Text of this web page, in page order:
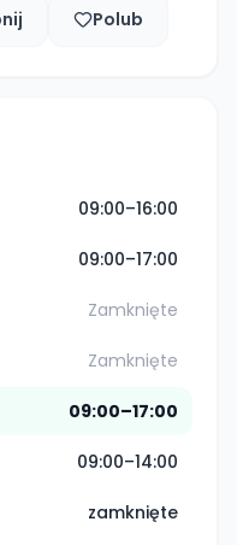
Polub
09:00–16:00
09:00–17:00
Zamknięte
Zamknięte
09:00–17:00
09:00–14:00
zamknięte